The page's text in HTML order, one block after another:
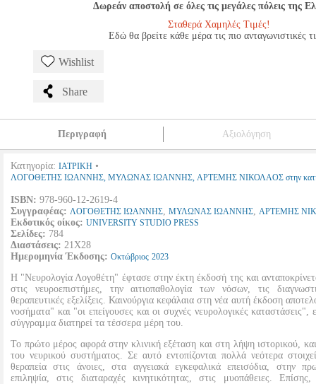
Δωρεάν αποστολή σε όλες τις μεγάλες πόλεις της
Σταθερά Χαμηλές Τιμές!
Εδώ θα βρείτε κάθε μέρα τις πιο ανταγωνιστικές
Wishlist
Share
Περιγραφή Αξιολόγηση
Κατηγορία: ΙΑΤΡΙΚΗ •
ΛΟΓΟΘΕΤΗΣ ΙΩΑΝΝΗΣ, ΜΥΛΩΝΑΣ ΙΩΑΝΝΗΣ, ΑΡΤΕΜΗΣ ΝΙΚΟΛΑΟΣ στην
ISBN: 978-960-12-2619-4
Συγγραφέας: ΛΟΓΟΘΕΤΗΣ ΙΩΑΝΝΗΣ, ΜΥΛΩΝΑΣ ΙΩΑΝΝΗΣ, ΑΡΤΕΜΗΣ
Εκδοτικός οίκος: UNIVERSITY STUDIO PRESS
Σελίδες: 784
Διαστάσεις: 21Χ28
Ημερομηνία Έκδοσης: Οκτώβριος 2023
Η "Νευρολογία Λογοθέτη" έφτασε στην έκτη έκδοσή της και
στις νευροεπιστήμες, την αιτιοπαθολογία των νόσων, τις
θεραπευτικές εξελίξεις. Καινούργια κεφάλαια στη νέα αυτή έκδοση
νοσήματα" και "οι επείγουσες και οι συχνές νευρολογικές
σύγγραμμα διατηρεί τα τέσσερα μέρη του.
Το πρώτο μέρος αφορά στην κλινική εξέταση και στη λήψη ιστορικού,
του νευρικού συστήματος. Σε αυτό εντοπίζονται πολλά νεότερα
θεραπεία στις άνοιες, στα αγγειακά εγκεφαλικά επεισόδια, στην
επιληψία, στις διαταραχές κινητικότητας, στις μυοπάθειες.